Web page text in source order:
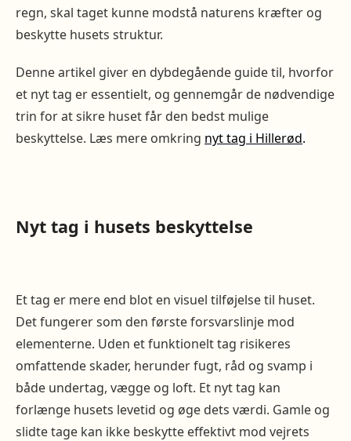
regn, skal taget kunne modstå naturens kræfter og
beskytte husets struktur.
Denne artikel giver en dybdegående guide til, hvorfor
et nyt tag er essentielt, og gennemgår de nødvendige
trin for at sikre huset får den bedst mulige
beskyttelse. Læs mere omkring nyt tag i Hillerød.
Nyt tag i husets beskyttelse
Et tag er mere end blot en visuel tilføjelse til huset.
Det fungerer som den første forsvarslinje mod
elementerne. Uden et funktionelt tag risikeres
omfattende skader, herunder fugt, råd og svamp i
både undertag, vægge og loft. Et nyt tag kan
forlænge husets levetid og øge dets værdi. Gamle og
slidte tage kan ikke beskytte effektivt mod vejrets